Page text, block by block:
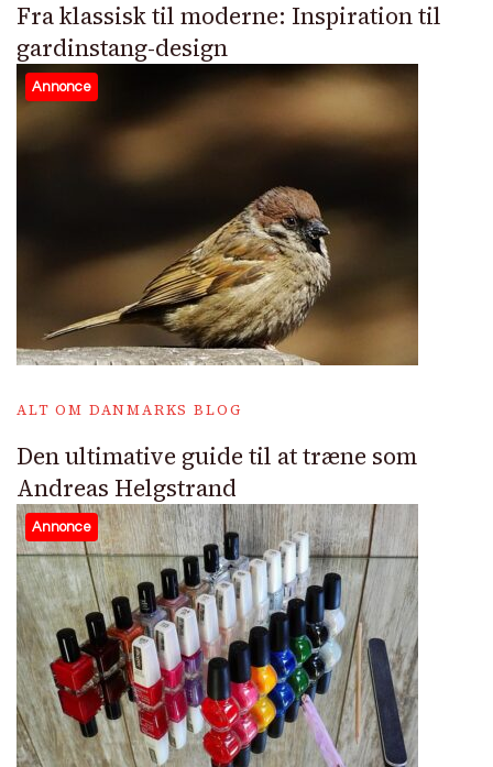
Fra klassisk til moderne: Inspiration til
gardinstang-design
Annonce
ALT OM DANMARKS BLOG
Den ultimative guide til at træne som
Andreas Helgstrand
Annonce